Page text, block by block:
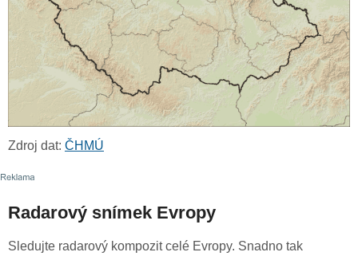
Zdroj dat: ČHMÚ
Radarový snímek Evropy
Sledujte radarový kompozit celé Evropy. Snadno tak